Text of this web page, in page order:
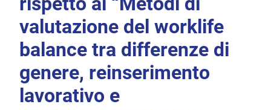
valutazione del worklife
balance tra differenze di
genere, reinserimento
lavorativo e